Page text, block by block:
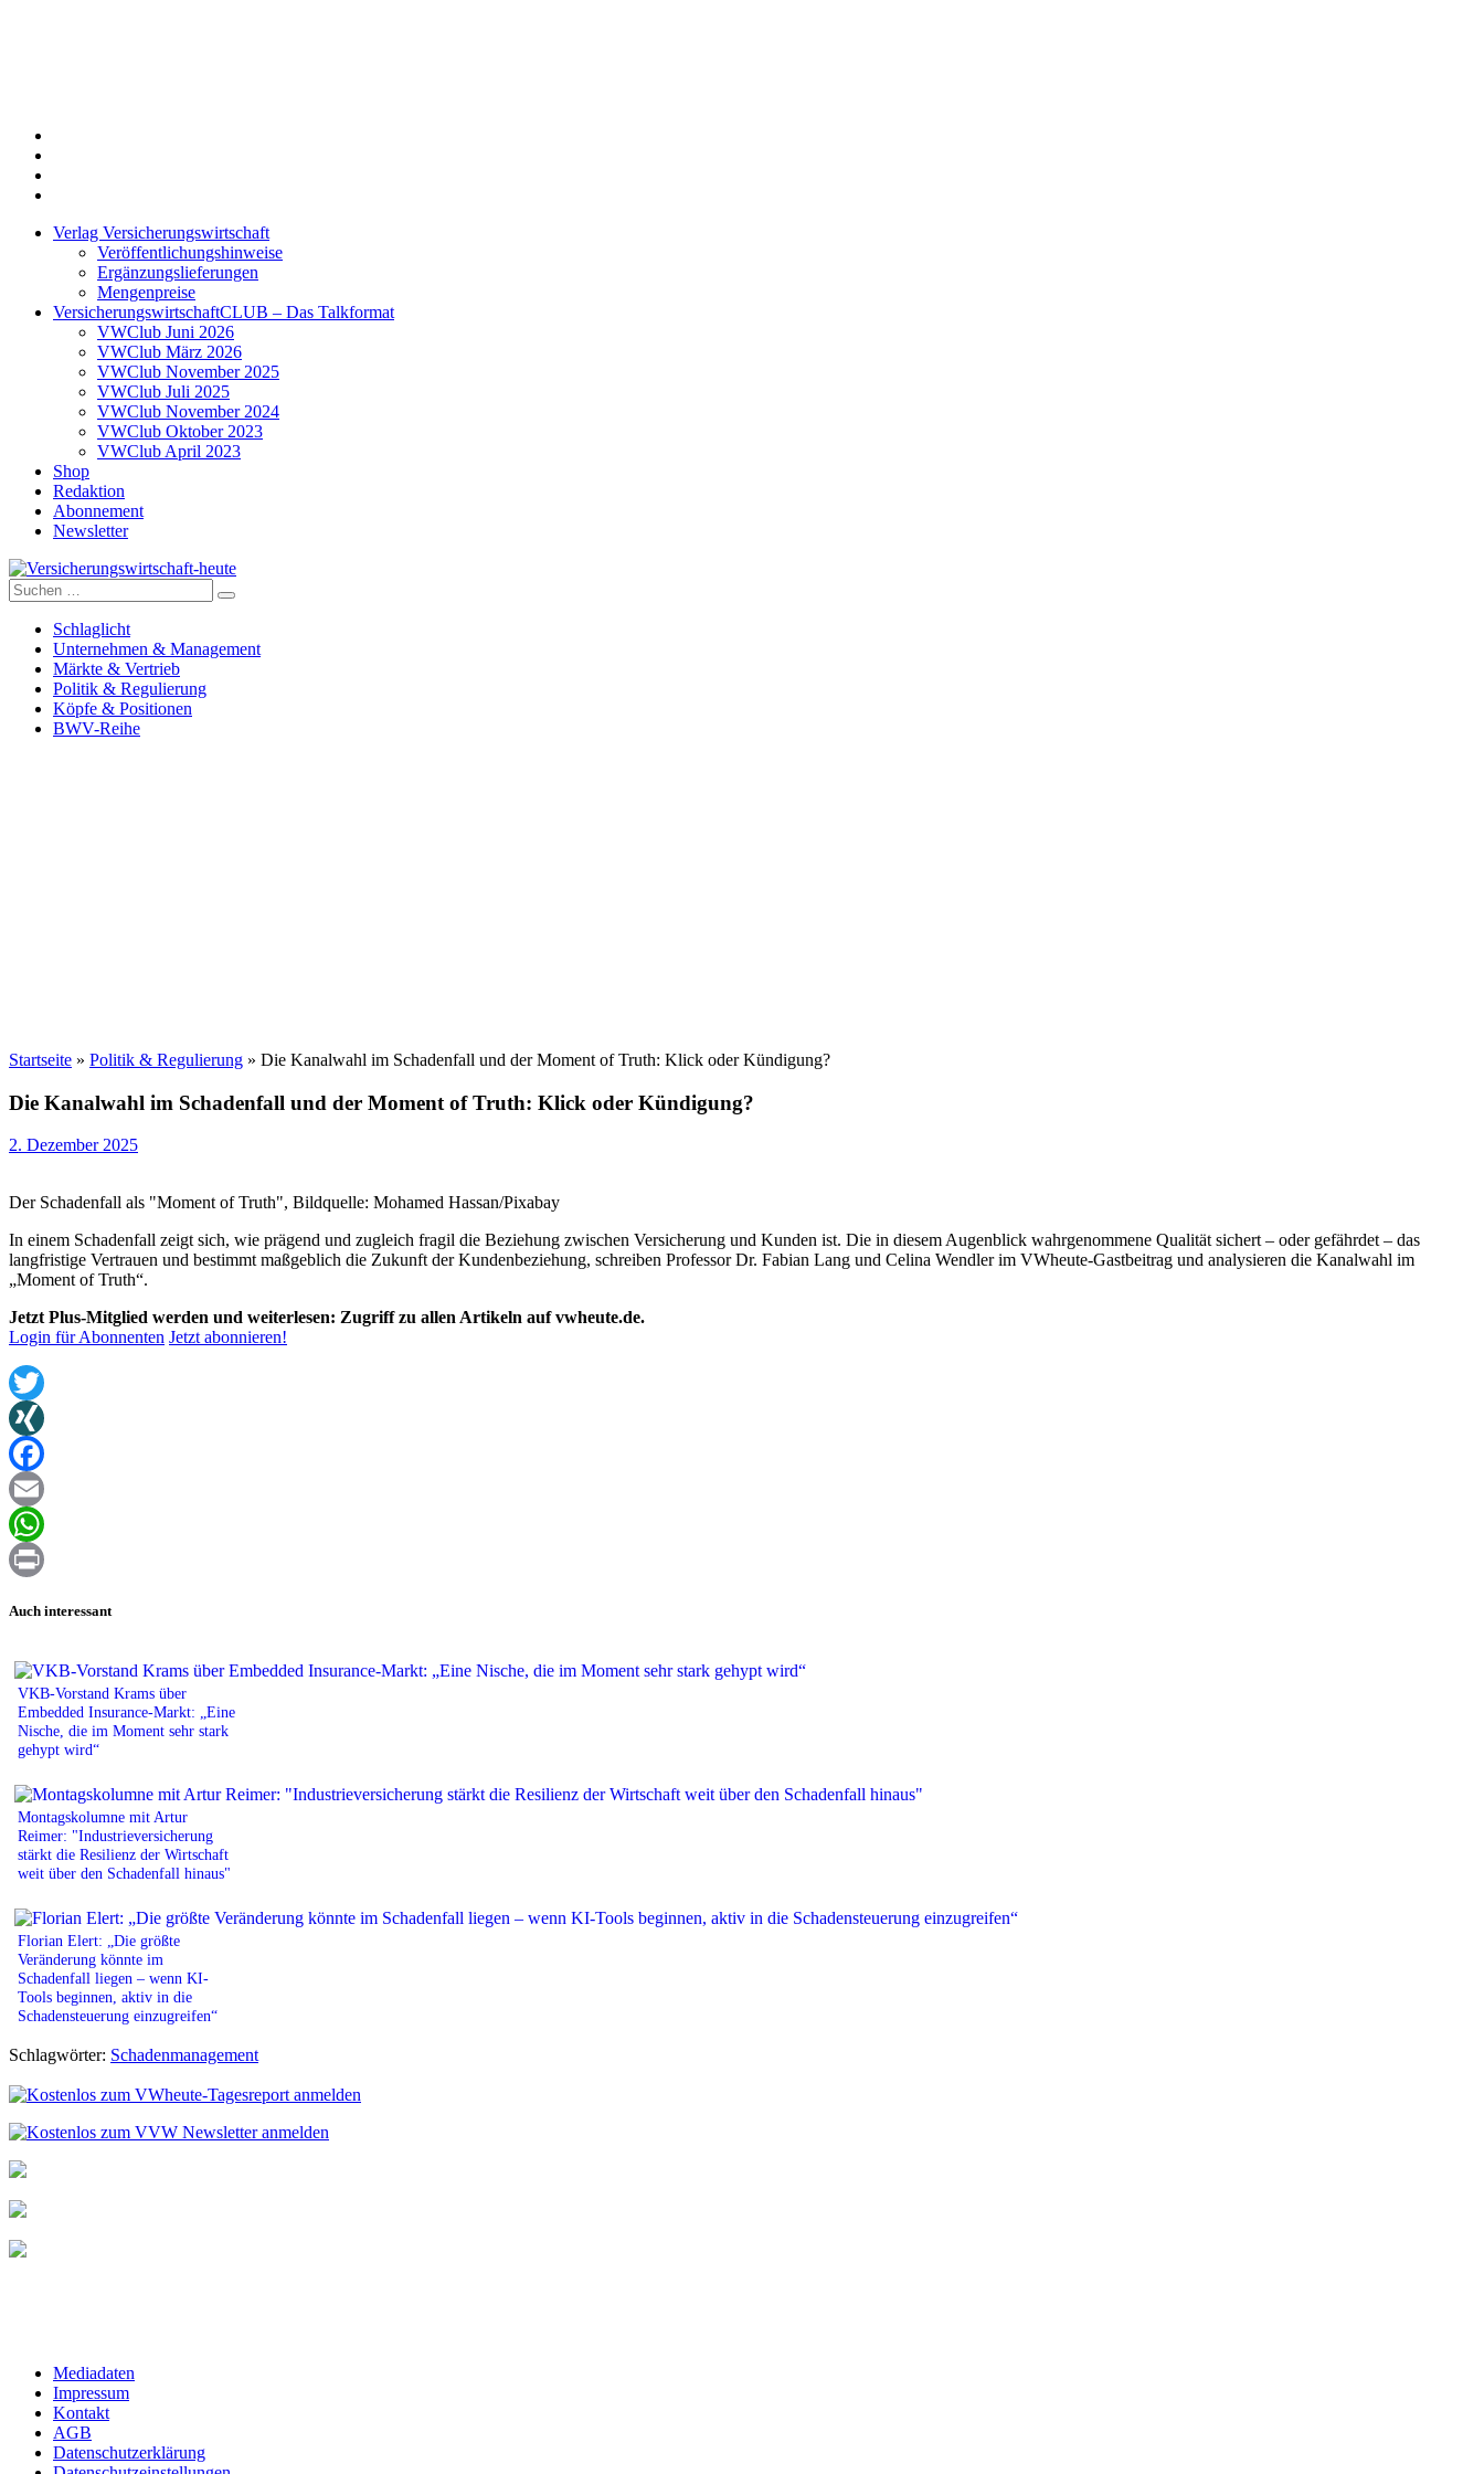
Verlag Versicherungswirtschaft
Veröffentlichungshinweise
Ergänzungslieferungen
Mengenpreise
VersicherungswirtschaftCLUB – Das Talkformat
VWClub Juni 2026
VWClub März 2026
VWClub November 2025
VWClub Juli 2025
VWClub November 2024
VWClub Oktober 2023
VWClub April 2023
Shop
Redaktion
Abonnement
Newsletter
Versicherungswirtschaft-heute
Suche
nach:
Schlaglicht
Unternehmen & Management
Märkte & Vertrieb
Politik & Regulierung
Köpfe & Positionen
BWV-Reihe
Startseite » Politik & Regulierung » Die Kanalwahl im Schadenfall und der Moment of Truth: Klick oder Kündigung?
Die Kanalwahl im Schadenfall und der Moment of Truth: Klick oder Kündigung?
2. Dezember 2025
Der Schadenfall als "Moment of Truth", Bildquelle: Mohamed Hassan/Pixabay
In einem Schadenfall zeigt sich, wie prägend und zugleich fragil die Beziehung zwischen Versicherung und Kunden ist. Die in diesem Augenblick wahrgenommene Qualität sichert – oder gefährdet – das
langfristige Vertrauen und bestimmt maßgeblich die Zukunft der Kundenbeziehung, schreiben Professor Dr. Fabian Lang und Celina Wendler im VWheute-Gastbeitrag und analysieren die Kanalwahl im
„Moment of Truth“.
Jetzt Plus-Mitglied werden und weiterlesen: Zugriff zu allen Artikeln auf vwheute.de.
Login für Abonnenten Jetzt abonnieren!
Twitter
XING
Facebook
Email
WhatsApp
Auch interessant
VKB-Vorstand Krams über
Embedded Insurance-Markt: „Eine
Nische, die im Moment sehr stark
gehypt wird“
Montagskolumne mit Artur
Reimer: "Industrieversicherung
stärkt die Resilienz der Wirtschaft
weit über den Schadenfall hinaus"
Florian Elert: „Die größte
Veränderung könnte im
Schadenfall liegen – wenn KI-
Tools beginnen, aktiv in die
Schadensteuerung einzugreifen“
Schlagwörter: Schadenmanagement
Mediadaten
Impressum
Kontakt
AGB
Datenschutzerklärung